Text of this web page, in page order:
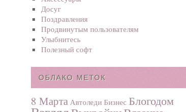
Досуг
Поздравления
Продвинутым пользователям
Улыбнитесь
Полезный софт
ОБЛАКО МЕТОК
8 Марта Автоледи Бизнес Блогодом